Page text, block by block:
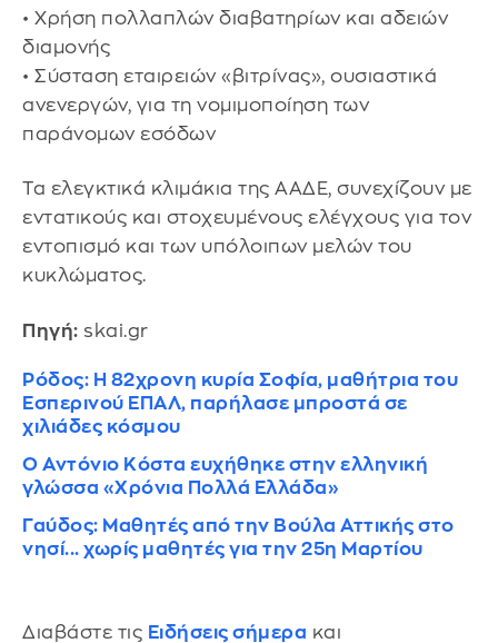
• Χρήση πολλαπλών διαβατηρίων και αδειών
διαμονής
• Σύσταση εταιρειών «βιτρίνας», ουσιαστικά
ανενεργών, για τη νομιμοποίηση των
παράνομων εσόδων
Τα ελεγκτικά κλιμάκια της ΑΑΔΕ, συνεχίζουν με
εντατικούς και στοχευμένους ελέγχους για τον
εντοπισμό και των υπόλοιπων μελών του
κυκλώματος.
Πηγή: skai.gr
Ρόδος: Η 82χρονη κυρία Σοφία, μαθήτρια του
Εσπερινού ΕΠΑΛ, παρήλασε μπροστά σε
χιλιάδες κόσμου
Ο Αντόνιο Κόστα ευχήθηκε στην ελληνική
γλώσσα «Χρόνια Πολλά Ελλάδα»
Γαύδος: Μαθητές από την Βούλα Αττικής στο
νησί... χωρίς μαθητές για την 25η Μαρτίου
Διαβάστε τις Ειδήσεις σήμερα και